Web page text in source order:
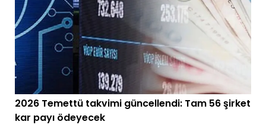
2026 Temettü takvimi güncellendi: Tam 56 şirket
kar payı ödeyecek